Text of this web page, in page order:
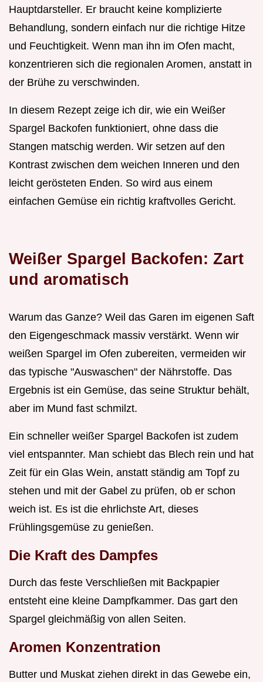
Hauptdarsteller. Er braucht keine komplizierte
Behandlung, sondern einfach nur die richtige Hitze
und Feuchtigkeit. Wenn man ihn im Ofen macht,
konzentrieren sich die regionalen Aromen, anstatt in
der Brühe zu verschwinden.
In diesem Rezept zeige ich dir, wie ein Weißer
Spargel Backofen funktioniert, ohne dass die
Stangen matschig werden. Wir setzen auf den
Kontrast zwischen dem weichen Inneren und den
leicht gerösteten Enden. So wird aus einem
einfachen Gemüse ein richtig kraftvolles Gericht.
Weißer Spargel Backofen: Zart
und aromatisch
Warum das Ganze? Weil das Garen im eigenen Saft
den Eigengeschmack massiv verstärkt. Wenn wir
weißen Spargel im Ofen zubereiten, vermeiden wir
das typische "Auswaschen" der Nährstoffe. Das
Ergebnis ist ein Gemüse, das seine Struktur behält,
aber im Mund fast schmilzt.
Ein schneller weißer Spargel Backofen ist zudem
viel entspannter. Man schiebt das Blech rein und hat
Zeit für ein Glas Wein, anstatt ständig am Topf zu
stehen und mit der Gabel zu prüfen, ob er schon
weich ist. Es ist die ehrlichste Art, dieses
Frühlingsgemüse zu genießen.
Die Kraft des Dampfes
Durch das feste Verschließen mit Backpapier
entsteht eine kleine Dampfkammer. Das gart den
Spargel gleichmäßig von allen Seiten.
Aromen Konzentration
Butter und Muskat ziehen direkt in das Gewebe ein,